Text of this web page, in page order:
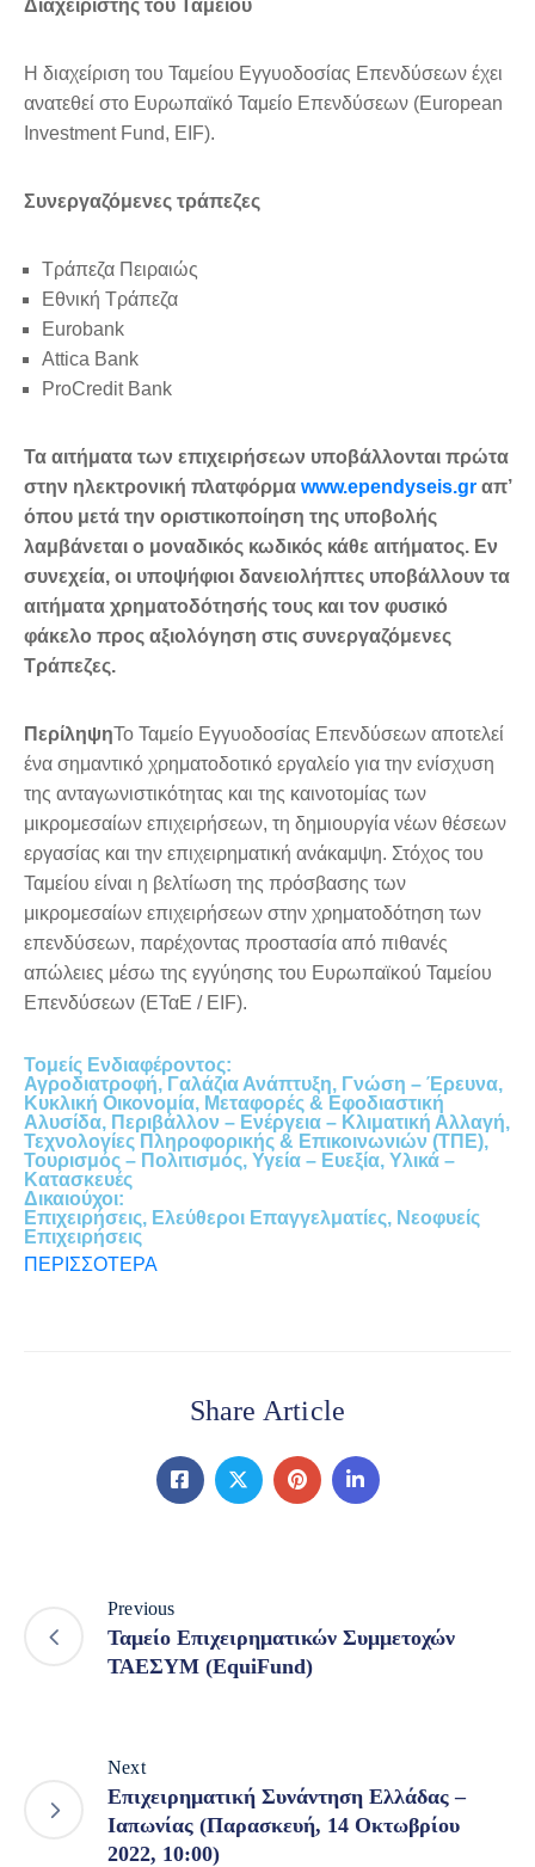
Διαχειριστής του Ταμείου
Η διαχείριση του Ταμείου Εγγυοδοσίας Επενδύσεων έχει
ανατεθεί στο Ευρωπαϊκό Ταμείο Επενδύσεων (European
Investment Fund, EIF).
Συνεργαζόμενες τράπεζες
Τράπεζα Πειραιώς
Εθνική Τράπεζα
Eurobank
Attica Bank
ProCredit Bank
Τα αιτήματα των επιχειρήσεων υποβάλλονται πρώτα
στην ηλεκτρονική πλατφόρμα www.ependyseis.gr απ’
όπου μετά την οριστικοποίηση της υποβολής
λαμβάνεται ο μοναδικός κωδικός κάθε αιτήματος. Εν
συνεχεία, οι υποψήφιοι δανειολήπτες υποβάλλουν τα
αιτήματα χρηματοδότησής τους και τον φυσικό
φάκελο προς αξιολόγηση στις συνεργαζόμενες
Τράπεζες.
ΠερίληψηΤο Ταμείο Εγγυοδοσίας Επενδύσεων αποτελεί
ένα σημαντικό χρηματοδοτικό εργαλείο για την ενίσχυση
της ανταγωνιστικότητας και της καινοτομίας των
μικρομεσαίων επιχειρήσεων, τη δημιουργία νέων θέσεων
εργασίας και την επιχειρηματική ανάκαμψη. Στόχος του
Ταμείου είναι η βελτίωση της πρόσβασης των
μικρομεσαίων επιχειρήσεων στην χρηματοδότηση των
επενδύσεων, παρέχοντας προστασία από πιθανές
απώλειες μέσω της εγγύησης του Ευρωπαϊκού Ταμείου
Επενδύσεων (ΕΤαΕ / EIF).
Τομείς Ενδιαφέροντος:
Αγροδιατροφή, Γαλάζια Ανάπτυξη, Γνώση – Έρευνα,
Κυκλική Οικονομία, Μεταφορές & Εφοδιαστική
Αλυσίδα, Περιβάλλον – Ενέργεια – Κλιματική Αλλαγή,
Τεχνολογίες Πληροφορικής & Επικοινωνιών (ΤΠΕ),
Τουρισμός – Πολιτισμός, Υγεία – Ευεξία, Υλικά –
Κατασκευές
Δικαιούχοι:
Επιχειρήσεις, Ελεύθεροι Επαγγελματίες, Νεοφυείς
Επιχειρήσεις
ΠΕΡΙΣΣΟΤΕΡΑ
Share Article
Previous
Ταμείο Επιχειρηματικών Συμμετοχών
ΤΑΕΣΥΜ (EquiFund)
Next
Επιχειρηματική Συνάντηση Ελλάδας –
Ιαπωνίας (Παρασκευή, 14 Οκτωβρίου
2022, 10:00)